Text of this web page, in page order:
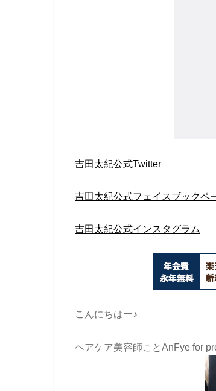
吉田太紀公式Twitter
吉田太紀公式フェイスブックペ
吉田太紀公式インスタグラム
こんにちはー♪
ヘアケア美容師ことAnFye for